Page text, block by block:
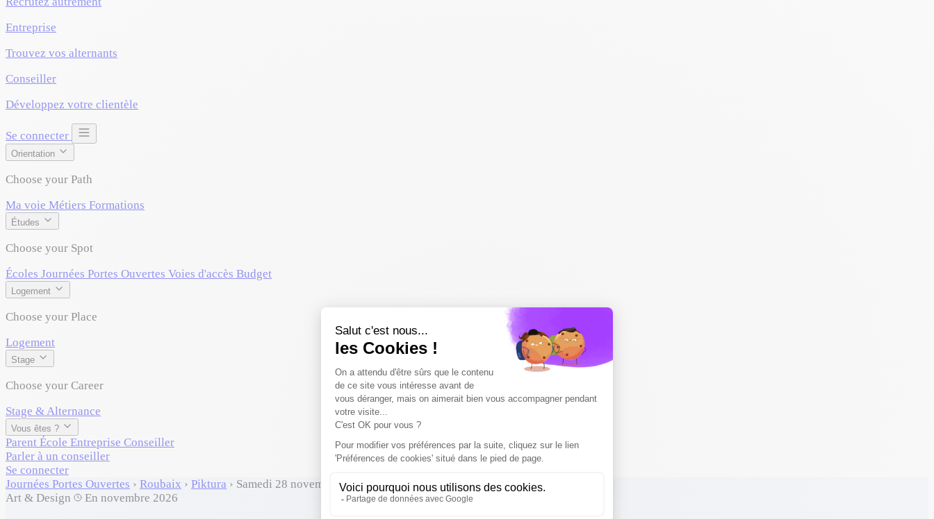
Entreprise
Trouvez vos alternants
Conseiller
Développez votre clientèle
Se connecter
Orientation
Choose your Path
Ma voie Métiers Formations
Études
Choose your Spot
Écoles Journées Portes Ouvertes Voies d'accès Budget
Logement
Choose your Place
Logement
Stage
Choose your Career
Stage & Alternance
Vous êtes ?
Parent École Entreprise Conseiller
Parler à un conseiller
Se connecter
Journées Portes Ouvertes › Roubaix › Piktura › Samedi 28 novembre
Art & Design
En novembre 2026